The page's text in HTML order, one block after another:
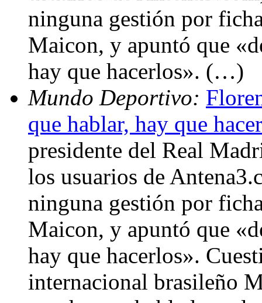
ninguna gestión por
Maicon, y apuntó que
hay que hacerlos». (…)
Mundo Deportivo:
que hablar, hay que
presidente del Real
los usuarios de
ninguna gestión por
Maicon, y apuntó que
hay que hacerlos».
internacional brasileño